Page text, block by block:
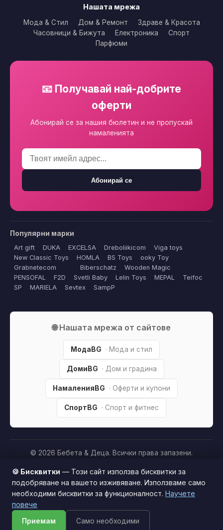
Нашата мрежа
Мода & Стил Дом & Ремонт
Здраве & Красота
Часовници & Бижута
Електроника
Спорт
Парфюми
📧 Получавай най-добрите
оферти
Абонирай се за нашия бюлетин и не пропускай
намаленията
Абонирай се
Популярни марки
Art gift DUKA EXCELSA Dreboliikicom
Viga toys
New Classic Toys
HOMLA BS Toys
ooky Toy
Grabnetecom
Biberschatz
Wooden Magic
PENSOFAL
F2D Svetli Baby Lelin Toys MEPAL
Teifoc
SP
MARIELA Sevtex SampP
🌐 Нашата мрежа от сайтове
МодаBG · Мода и стил
ДомиBG · Дом и градина
НамаленияBG · Оферти и купони
СпортBG · Спорт и фитнес
© 2026 Бебета & Деца. Всички права запазени.
Партньорско разкриване:
Този сайт е независим и
съдържа партньорски (affiliate) линкове. Когато купите
продукт през тях, може да получим малка комисиона от
това да оскъпява покупката за вас. Това
ни помага да поддържаме сайта безплатен.
печелим »
Този сайт използва бисквитки за по-добро
Приемам
🍪 Бисквитки — Този сайт използва бисквитки за
подобряване на вашето изживяване. Използваме само
необходими бисквитки за функционалност. Научете
повече
Приемам Само необходими